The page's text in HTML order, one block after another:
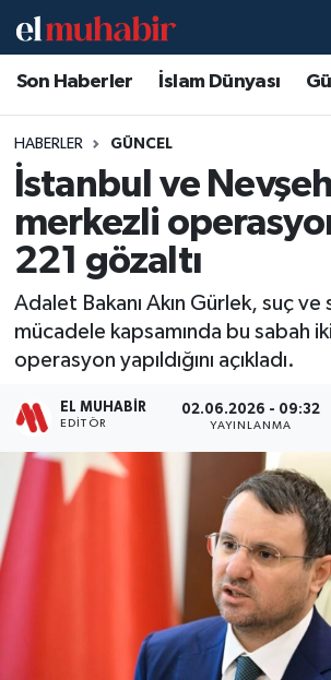
Son Haberler İslam Dünyası
HABERLER GÜNCEL
İstanbul ve
merkezli
221 gözaltı
Adalet Bakanı Akın Gürlek, suç
mücadele kapsamında bu sabah
operasyon yapıldığını açıkladı.
EL MUHABIR
EDITÖR
02.06.2026 - 09:32
YAYINLANMA
Hava Durumu
Trafik Durumu
Süper Lig Puan Durumu ve
Tüm Manşetler
Son Dakika Haberleri
Haber Arşivi